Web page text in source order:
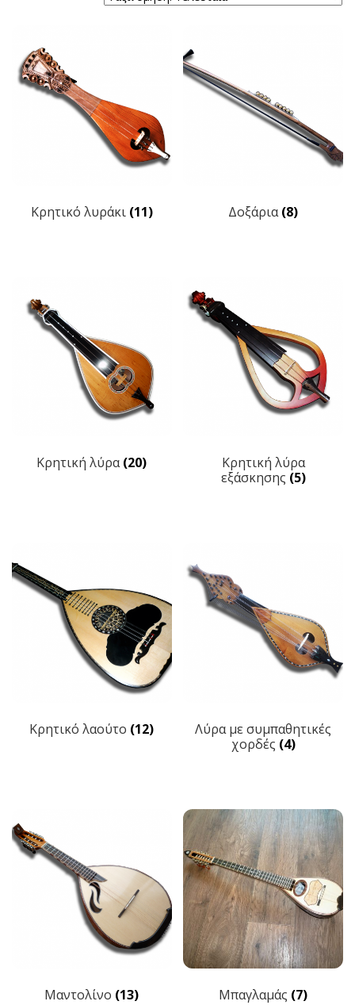
Kρητικό λυράκι (11) Δοξάρια(8)
Κρητική λύρα(20)
Κρητική λύρα
εξάσκησης (5)
Κρητικό λαούτο (12)
Λύρα με συμπαθητικές
χορδές (4)
Μαντολίνο (13) Μπαγλαμάς (7)